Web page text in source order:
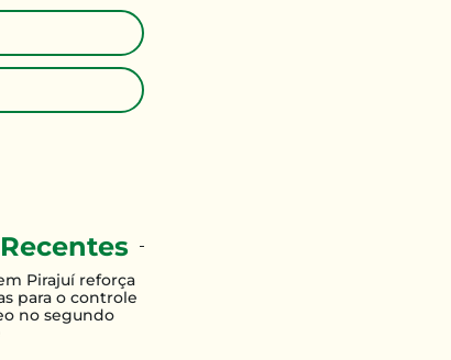
Pirajuí reforça
para o controle
no segundo